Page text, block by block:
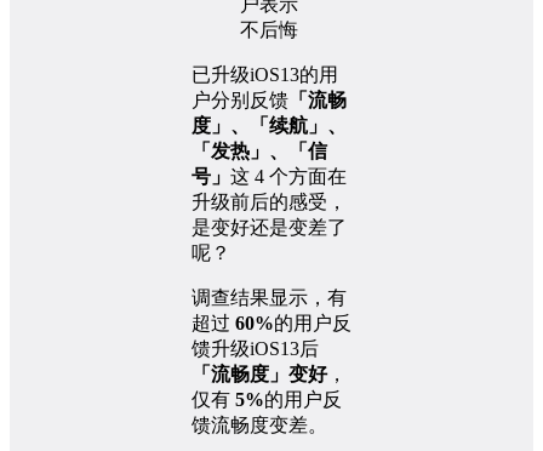
已升级iOS13的用
户分别反馈 「流畅
度」、「续航」、
「发热」、「信
号」 这 4 个方面在
升级前后的感受，
是变好还是变差了
呢？
调查结果显示，有
超过 60%的用户反
馈升级iOS13后
「流畅度」变好，
仅有 5%的用户反
馈流畅度变差。